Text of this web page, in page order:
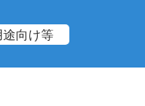
向け等